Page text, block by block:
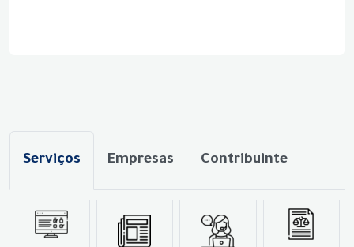
Serviços Empresas Contribuinte